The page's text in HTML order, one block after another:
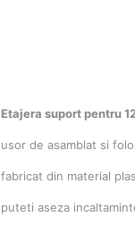
Etajera suport pentru
usor de asamblat si
fabricat din material
puteti aseza